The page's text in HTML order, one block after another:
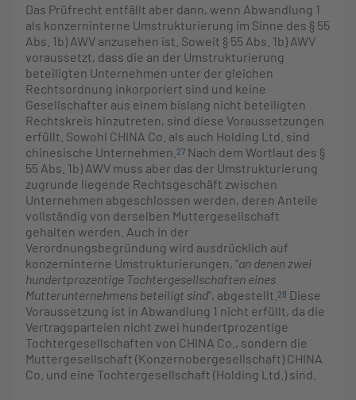
Das Prüfrecht entfällt aber dann, wenn Abwandlung 1
als konzerninterne Umstrukturierung im Sinne des § 55
Abs. 1b) AWV anzusehen ist. Soweit § 55 Abs. 1b) AWV
voraussetzt, dass die an der Umstrukturierung
beteiligten Unternehmen unter der gleichen
Rechtsordnung inkorporiert sind und keine
Gesellschafter aus einem bislang nicht beteiligten
Rechtskreis hinzutreten, sind diese Voraussetzungen
erfüllt. Sowohl CHINA Co. als auch Holding Ltd. sind
chinesische Unternehmen. 27 Nach dem Wortlaut des §
55 Abs. 1b) AWV muss aber das der Umstrukturierung
zugrunde liegende Rechtsgeschäft zwischen
Unternehmen abgeschlossen werden, deren Anteile
vollständig von derselben Muttergesellschaft
gehalten werden. Auch in der
Verordnungsbegründung wird ausdrücklich auf
konzerninterne Umstrukturierungen, “an denen zwei
hundertprozentige Tochtergesellschaften eines
Mutterunternehmens beteiligt sind”, abgestellt. 28 Diese
Voraussetzung ist in Abwandlung 1 nicht erfüllt, da die
Vertragsparteien nicht zwei hundertprozentige
Tochtergesellschaften von CHINA Co., sondern die
Muttergesellschaft (Konzernobergesellschaft) CHINA
Co. und eine Tochtergesellschaft (Holding Ltd.) sind.